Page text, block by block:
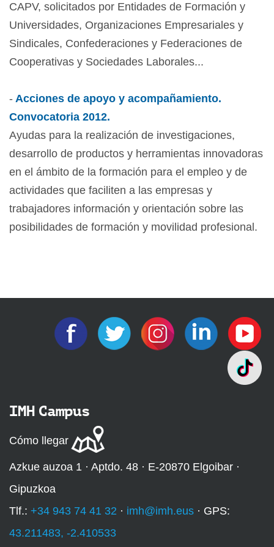
CAPV, solicitados por Entidades de Formación y
Universidades, Organizaciones Empresariales y
Sindicales, Confederaciones y Federaciones de
Cooperativas y Sociedades Laborales...
- Acciones de apoyo y acompañamiento.
Convocatoria 2012.
Ayudas para la realización de investigaciones,
desarrollo de productos y herramientas innovadoras
en el ámbito de la formación para el empleo y de
actividades que faciliten a las empresas y
trabajadores información y orientación sobre las
posibilidades de formación y movilidad profesional.
IMH Campus
Cómo llegar
Azkue auzoa 1 · Aptdo. 48 · E-20870 Elgoibar ·
Gipuzkoa
Tlf.: +34 943 74 41 32 · imh@imh.eus · GPS:
43.211483, -2.410533